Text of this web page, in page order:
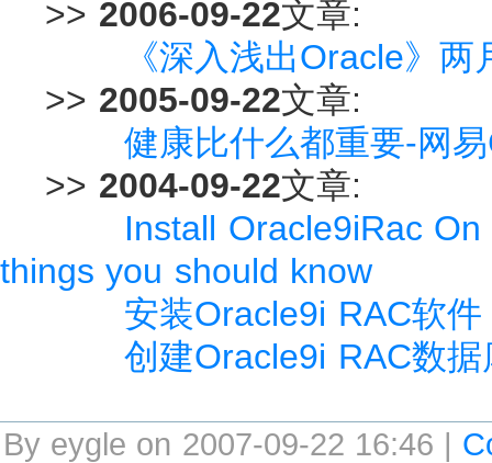
>> 2006-09-22文章:
《深入浅出Oracle》两
>> 2005-09-22文章:
健康比什么都重要-网
>> 2004-09-22文章:
Install Oracle9iRac
things you should know
安装Oracle9i RAC软件
创建Oracle9i RAC数据
By eygle on 2007-09-22 16:46 |